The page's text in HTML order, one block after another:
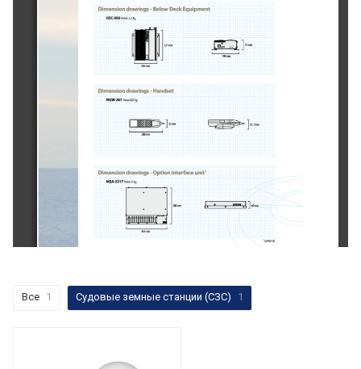
Все 1 Судовые земные станции (СЗС) 1